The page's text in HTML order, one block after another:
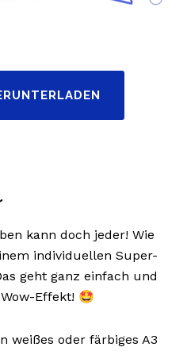
kann doch jeder! Wie
individuellen Super-
geht ganz einfach und
Effekt! 🤩
weißes oder färbiges A3